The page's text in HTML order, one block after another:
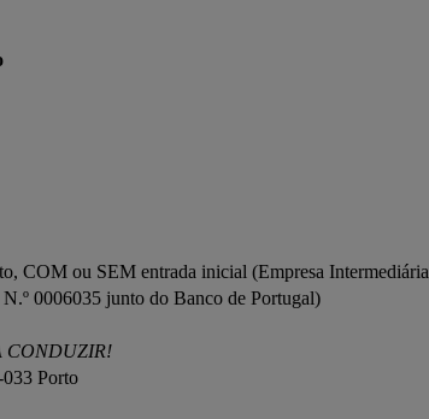
COM ou SEM entrada inicial (Empresa
0006035 junto do Banco de Portugal)
CONDUZIR!
Porto